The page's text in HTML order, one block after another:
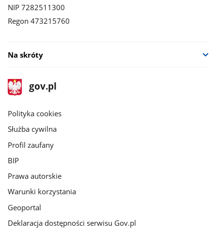
NIP 7282511300
Regon 473215760
Na skróty
stopka
gov.pl
Strona
gov.pl
gov.pl
Polityka cookies
Służba cywilna
Profil zaufany
BIP
Prawa autorskie
Warunki korzystania
Geoportal
Deklaracja dostępności serwisu Gov.pl